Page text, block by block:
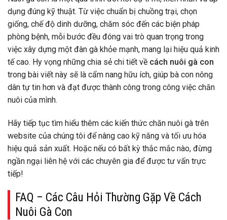
dụng đúng kỹ thuật. Từ việc chuẩn bị chuồng trại, chọn
giống, chế độ dinh dưỡng, chăm sóc đến các biện pháp
phòng bệnh, mỗi bước đều đóng vai trò quan trọng trong
việc xây dựng một đàn gà khỏe mạnh, mang lại hiệu quả kinh
tế cao. Hy vọng những chia sẻ chi tiết về cách nuôi gà con
trong bài viết này sẽ là cẩm nang hữu ích, giúp bà con nông
dân tự tin hơn và đạt được thành công trong công việc chăn
nuôi của mình.
Hãy tiếp tục tìm hiểu thêm các kiến thức chăn nuôi gà trên
website của chúng tôi để nâng cao kỹ năng và tối ưu hóa
hiệu quả sản xuất. Hoặc nếu có bất kỳ thắc mắc nào, đừng
ngần ngại liên hệ với các chuyên gia để được tư vấn trực
tiếp!
FAQ – Các Câu Hỏi Thường Gặp Về Cách
Nuôi Gà Con